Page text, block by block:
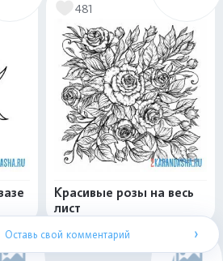
481
Красивые розы на весь
лист
Оставь свой комментарий ›